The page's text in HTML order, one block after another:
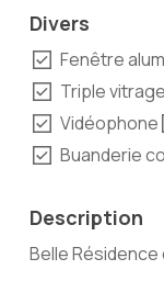
Divers
Fenêtre
Triple vitrage
Vidéophone
Buanderie
Description
Belle Résidence